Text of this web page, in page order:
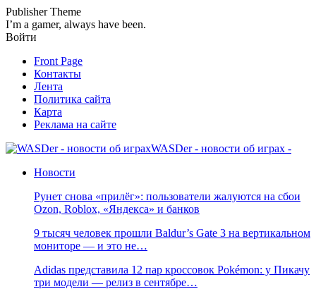
Publisher Theme
I’m a gamer, always have been.
Войти
Front Page
Контакты
Лента
Политика сайта
Карта
Реклама на сайте
WASDer - новости об играх -
Новости
Рунет снова «прилёг»: пользователи жалуются на сбои
Ozon, Roblox, «Яндекса» и банков
9 тысяч человек прошли Baldur’s Gate 3 на вертикальном
мониторе — и это не…
Adidas представила 12 пар кроссовок Pokémon: у Пикачу
три модели — релиз в сентябре…